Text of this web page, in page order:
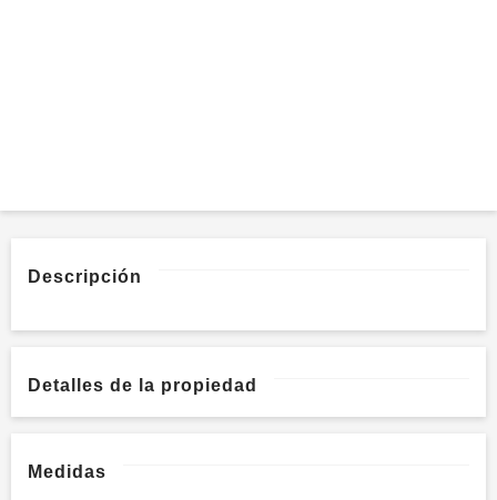
Descripción
Detalles de la propiedad
Medidas